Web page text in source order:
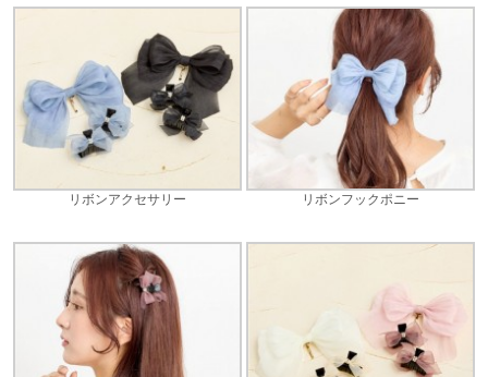
リボンアクセサリー リボンフックポニー